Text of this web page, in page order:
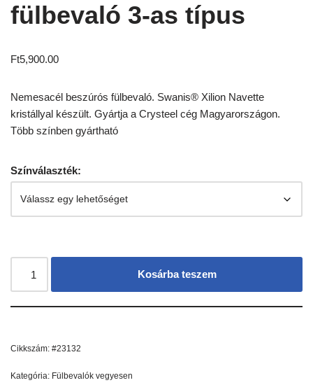
fülbevaló 3-as típus
Ft5,900.00
Nemesacél beszúrós fülbevaló. Swanis® Xilion Navette
kristállyal készült. Gyártja a Crysteel cég Magyarországon.
Több színben gyártható
Színválaszték:
Kosárba teszem
Cikkszám: #23132
Kategória: Fülbevalók vegyesen